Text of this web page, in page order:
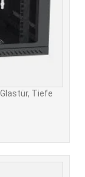
Tiefe